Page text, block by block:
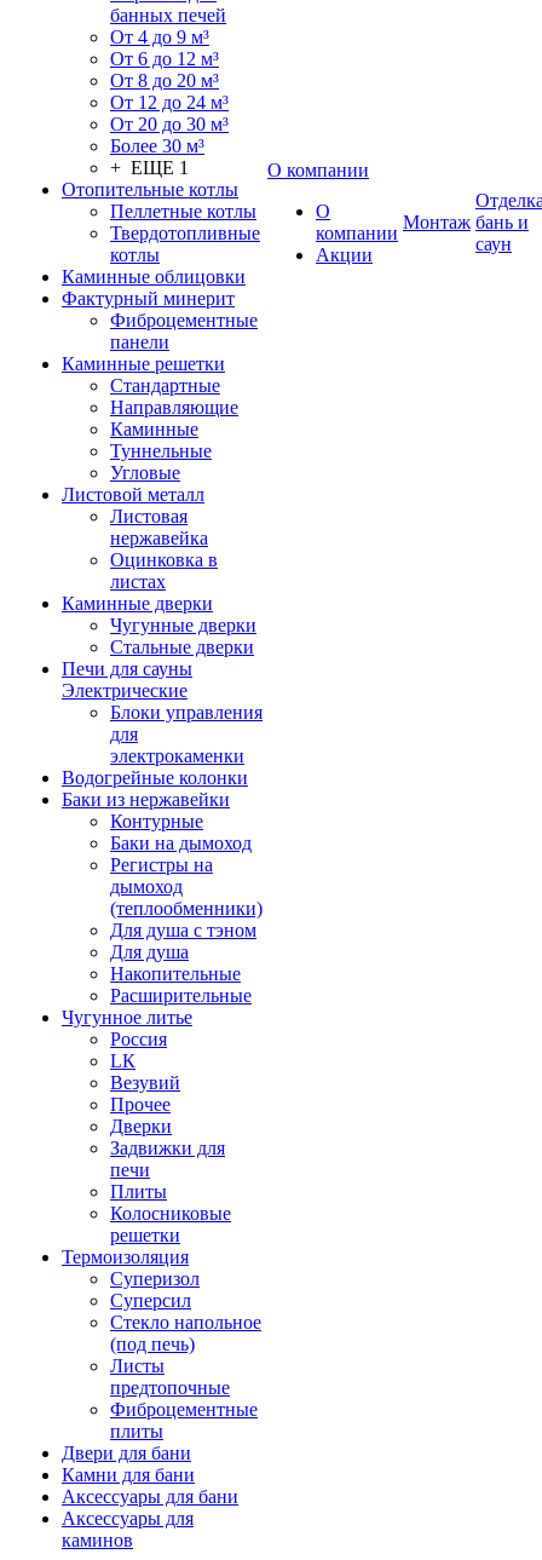
банных печей
От 4 до 9 м³
От 6 до 12 м³
От 8 до 20 м³
От 12 до 24 м³
От 20 до 30 м³
Более 30 м³
+ ЕЩЕ 1
Отопительные котлы
Пеллетные котлы
Твердотопливные
котлы
Каминные облицовки
Фактурный минерит
Фиброцементные
панели
Каминные решетки
Стандартные
Направляющие
Каминные
Туннельные
Угловые
Листовой металл
Листовая
нержавейка
Оцинковка в
листах
Каминные дверки
Чугунные дверки
Стальные дверки
Печи для сауны
Электрические
Блоки управления
для
электрокаменки
Водогрейные колонки
Баки из нержавейки
Контурные
Баки на дымоход
Регистры на
дымоход
(теплообменники)
Для душа с тэном
Для душа
Накопительные
Расширительные
Чугунное литье
Россия
LК
Везувий
Прочее
Дверки
Задвижки для
печи
Плиты
Колосниковые
решетки
Термоизоляция
Суперизол
Суперсил
Стекло напольное
(под печь)
Листы
предтопочные
Фиброцементные
плиты
Двери для бани
Камни для бани
Аксессуары для бани
Аксессуары для
каминов
О компании
О
компании
Акции
Монтаж бань и
саун